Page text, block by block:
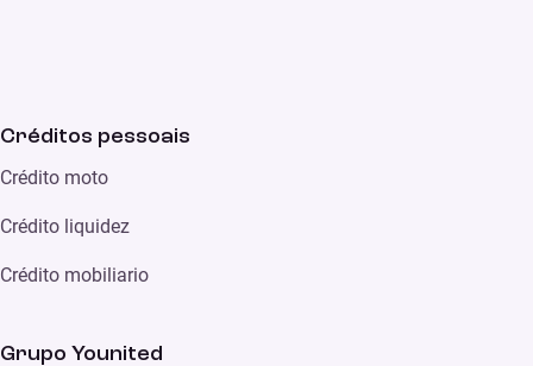
Créditos pessoais
Crédito moto
Crédito liquidez
Crédito mobiliario
Grupo Younited